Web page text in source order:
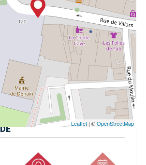
Leaflet | ©OpenStreetMap